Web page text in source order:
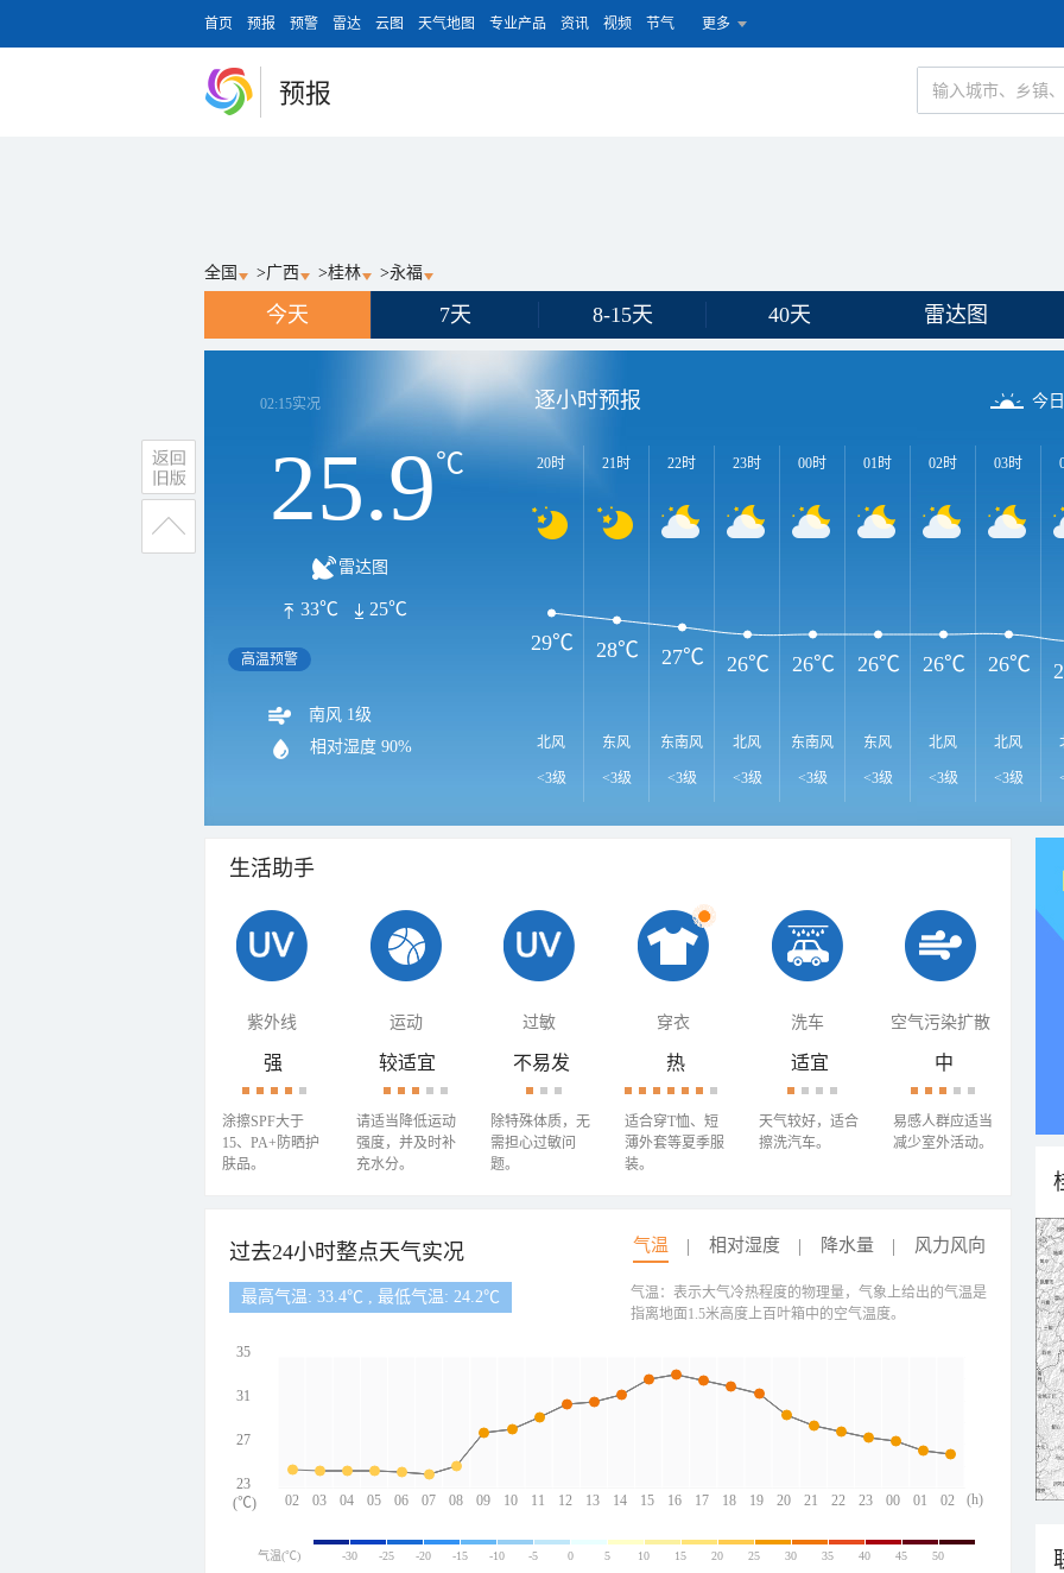
首页 预报 预警 雷达 云图 天气地图 专业产品 资讯 视频 节气 更多
预报
全国 >广西 >桂林 >永福
今天 7天 8-15天 40天 雷达图
02:15实况
25.9℃
雷达图
33℃ 25℃
高温预警
南风 1级
相对湿度 90%
逐小时预报 今
20时
北风
<3级
21时
东风
<3级
22时
东南风
<3级
23时
北风
<3级
00时
东南风
<3级
01时
东风
<3级
02时
北风
<3级
03时
北风
<3级
29℃ 28℃ 27℃ 26℃ 26℃ 26℃ 26℃ 26℃
生活助手
紫外线 运动 过敏 穿衣 洗车 空气污染扩散
强
涂擦SPF大于
15、PA+防晒护
肤品。
较适宜
请适当降低运动
强度，并及时补
充水分。
不易发
除特殊体质，无
需担心过敏问
题。
热
适合穿T恤、短
薄外套等夏季服
装。
适宜
天气较好，适合
擦洗汽车。
中
易感人群应适当
减少室外活动。
过去24小时整点天气实况 气温 相对湿度 降水量 风力风向
最高气温: 33.4℃ , 最低气温: 24.2℃
02 03 04 05 06 07 08 09 10 11 12 13 14 15 16 17 18 19 20 21 22 23 00 01 02
35
31
27
23
(h)
(℃)
气温：表示大气冷热程度的物理量，气象上给出的气温是
指离地面1.5米高度上百叶箱中的空气温度。
气温(℃) -30 -25 -20 -15 -10 -5 0 5 10 15 20 25 30 35 40 45 50